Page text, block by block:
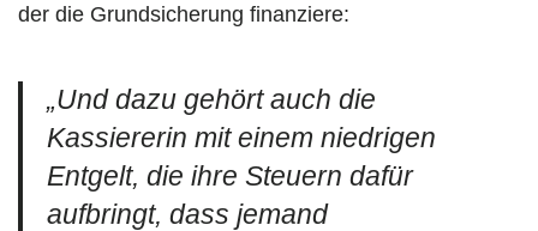
der die Grundsicherung finanziere:
„Und dazu gehört auch die
Kassiererin mit einem niedrigen
Entgelt, die ihre Steuern dafür
aufbringt, dass jemand